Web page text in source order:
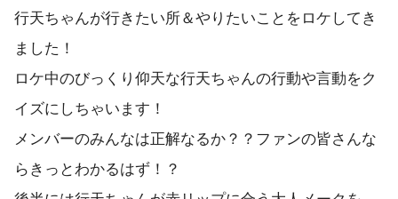
行天ちゃんが行きたい所＆やりたいことをロケしてき
ました！
ロケ中のびっくり仰天な行天ちゃんの行動や言動をク
イズにしちゃいます！
メンバーのみんなは正解なるか？？ファンの皆さんな
らきっとわかるはず！？